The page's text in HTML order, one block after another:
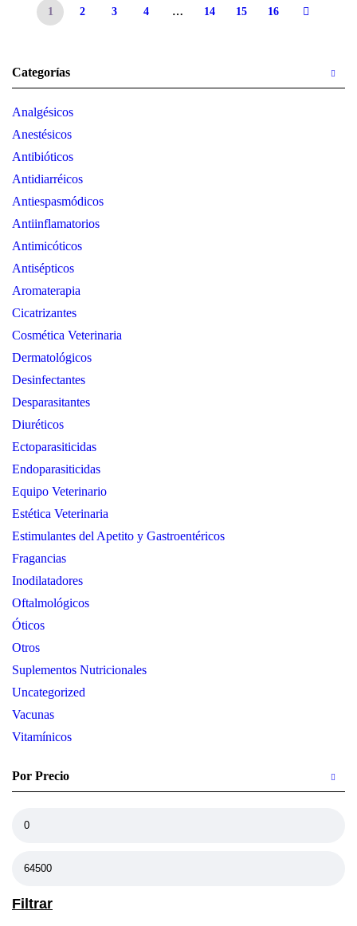
Categorías
Analgésicos
Anestésicos
Antibióticos
Antidiarréicos
Antiespasmódicos
Antiinflamatorios
Antimicóticos
Antisépticos
Aromaterapia
Cicatrizantes
Cosmética Veterinaria
Dermatológicos
Desinfectantes
Desparasitantes
Diuréticos
Ectoparasiticidas
Endoparasiticidas
Equipo Veterinario
Estética Veterinaria
Estimulantes del Apetito y Gastroentéricos
Fragancias
Inodilatadores
Oftalmológicos
Óticos
Otros
Suplementos Nutricionales
Uncategorized
Vacunas
Vitamínicos
Por Precio
Filtrar
1 2 3 4 … 14 15 16